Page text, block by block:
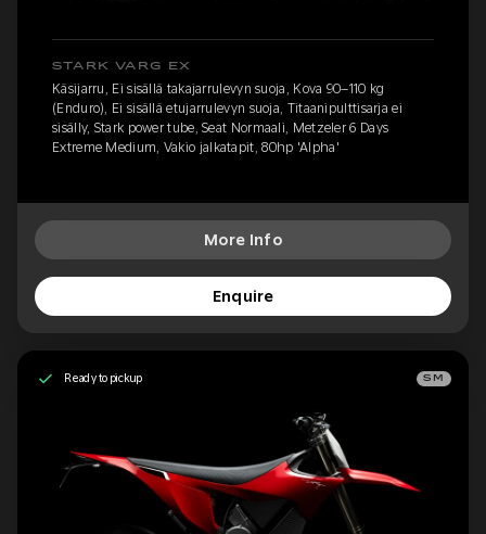
STARK VARG EX
Käsijarru, Ei sisällä takajarrulevyn suoja, Kova 90–110 kg
(Enduro), Ei sisällä etujarrulevyn suoja, Titaanipulttisarja ei
sisälly, Stark power tube, Seat Normaali, Metzeler 6 Days
Extreme Medium, Vakio jalkatapit, 80hp 'Alpha'
More Info
Enquire
Ready to pickup SM